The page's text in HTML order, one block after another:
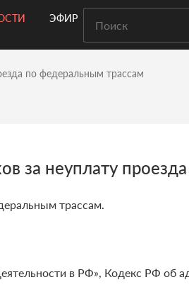
ЭФИР
по федеральным трассам
за неуплату
трассам.
в РФ», Кодекс РФ об